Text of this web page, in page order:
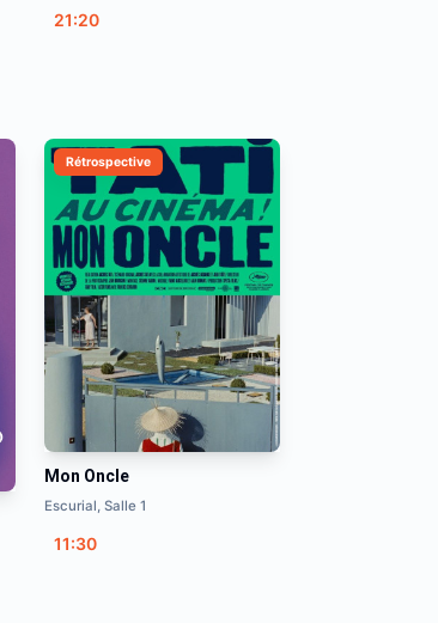
21:20
Rétrospective
Mon Oncle
Escurial, Salle 1
11:30